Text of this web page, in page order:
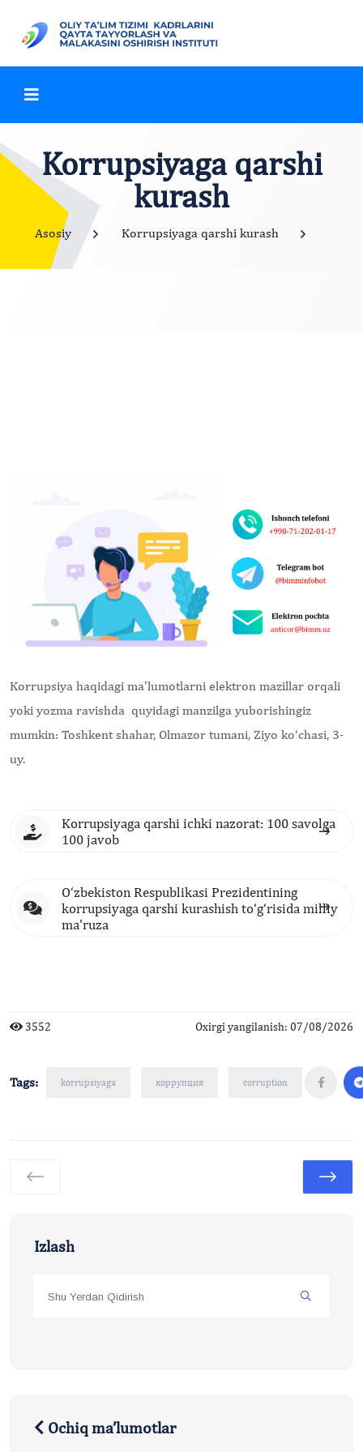
Korrupsiyaga qarshi
kurash
Asosiy Korrupsiyaga qarshi kurash
Korrupsiya haqidagi ma'lumotlarni elektron mazillar orqali
yoki yozma ravishda quyidagi manzilga yuborishingiz
mumkin: Toshkent shahar, Olmazor tumani, Ziyo ko‘chasi, 3-
uy.
Korrupsiyaga qarshi ichki nazorat: 100 savolga
100 javob
O‘zbekiston Respublikasi Prezidentining
korrupsiyaga qarshi kurashish to‘g‘risida milliy
ma'ruza
3552 Oxirgi yangilanish: 07/08/2026
Tags: korrupsiyaga коррупция corruption
Izlash
Ochiq ma’lumotlar